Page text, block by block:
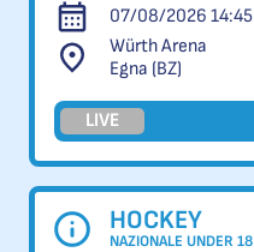
07/08/2026 14:45
Würth Arena
Egna (BZ)
LIVE
HOCKEY
NAZIONALE UNDER 18